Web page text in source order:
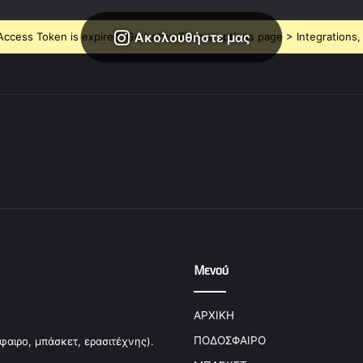
Ακολουθήστε μας
Token is expired, Go to the Theme options page >
μπάσκετ, ερασιτέχνης).
Μενού
ΑΡΧΙΚΗ
ΠΟΔΟΣΦΑΙΡΟ